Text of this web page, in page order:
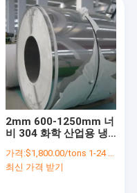
316/316L/316Ti
2mm 600-1250mm 너
비 304 화학 산업용 냉
일
가격:$1,800.00/tons 1-24 tons
최신 가격 받기